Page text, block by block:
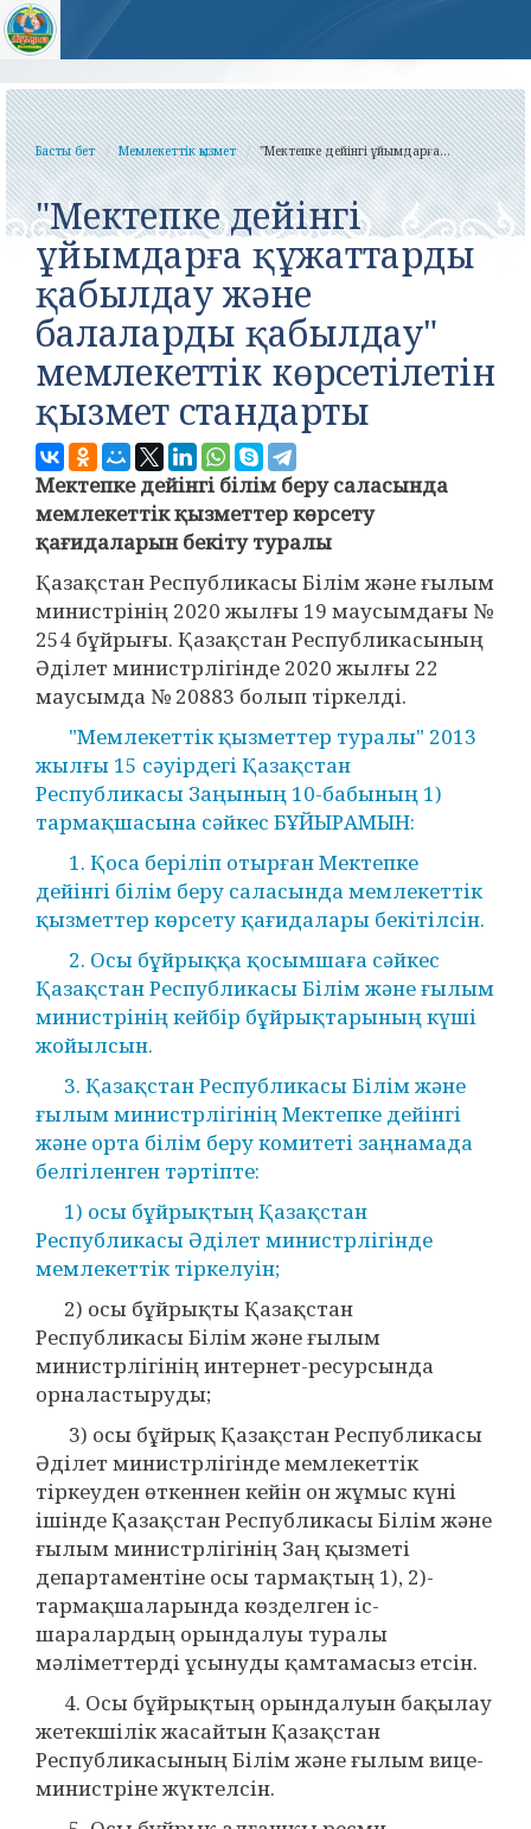
Басты бет Мемлекеттік қызмет "Мектепке дейінгі ұйымдарға...
"Мектепке дейінгі
ұйымдарға құжаттарды
қабылдау және
балаларды қабылдау"
мемлекеттік көрсетілетін
қызмет стандарты
Мектепке дейінгі білім беру саласында
мемлекеттік қызметтер көрсету
қағидаларын бекіту туралы
Қазақстан Республикасы Білім және ғылым
министрінің 2020 жылғы 19 маусымдағы №
254 бұйрығы. Қазақстан Республикасының
Әділет министрлігінде 2020 жылғы 22
маусымда № 20883 болып тіркелді.
"Мемлекеттік қызметтер туралы" 2013
жылғы 15 сәуірдегі Қазақстан
Республикасы Заңының 10-бабының 1)
тармақшасына сәйкес БҰЙЫРАМЫН:
1. Қоса беріліп отырған Мектепке
дейінгі білім беру саласында мемлекеттік
қызметтер көрсету қағидалары бекітілсін.
2. Осы бұйрыққа қосымшаға сәйкес
Қазақстан Республикасы Білім және ғылым
министрінің кейбір бұйрықтарының күші
жойылсын.
3. Қазақстан Республикасы Білім және
ғылым министрлігінің Мектепке дейінгі
және орта білім беру комитеті заңнамада
белгіленген тәртіпте:
1) осы бұйрықтың Қазақстан
Республикасы Әділет министрлігінде
мемлекеттік тіркелуін;
2) осы бұйрықты Қазақстан
Республикасы Білім және ғылым
министрлігінің интернет-ресурсында
орналастыруды;
3) осы бұйрық Қазақстан Республикасы
Әділет министрлігінде мемлекеттік
тіркеуден өткеннен кейін он жұмыс күні
ішінде Қазақстан Республикасы Білім және
ғылым министрлігінің Заң қызметі
департаментіне осы тармақтың 1), 2)-
тармақшаларында көзделген іс-
шаралардың орындалуы туралы
мәліметтерді ұсынуды қамтамасыз етсін.
4. Осы бұйрықтың орындалуын бақылау
жетекшілік жасайтын Қазақстан
Республикасының Білім және ғылым вице-
министріне жүктелсін.